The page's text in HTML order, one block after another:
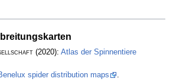
(2020): Atlas der Spinnentiere
spider distribution maps
.